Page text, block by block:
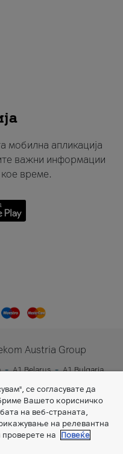
мобилна апликација
важни информации
време.
Austria Group
A1 Belarus
A1 Bulgaria
A1 Digital
се согласувате да
Вашето корисничко
на веб-страната,
на релевантна
на
Повеќе